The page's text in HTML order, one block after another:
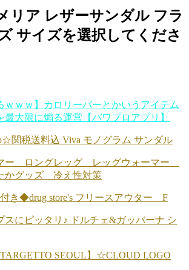
ア レザーサンダル フラ
サイズを選択してくださ
ｗｗｗ】カロリーバーとかいうアイテム
最大限に煽る運営【パワプロアプリ】
関税送料込 Viva モノグラム サンダル
ー ロングレッグ レッグウォーマー
かグッズ 冷え性対策
き◆drug store's フリースアウター F
スにピッタリ♪ ドルチェ&ガッバーナ シ
SEOUL】☆CLOUD LOGO